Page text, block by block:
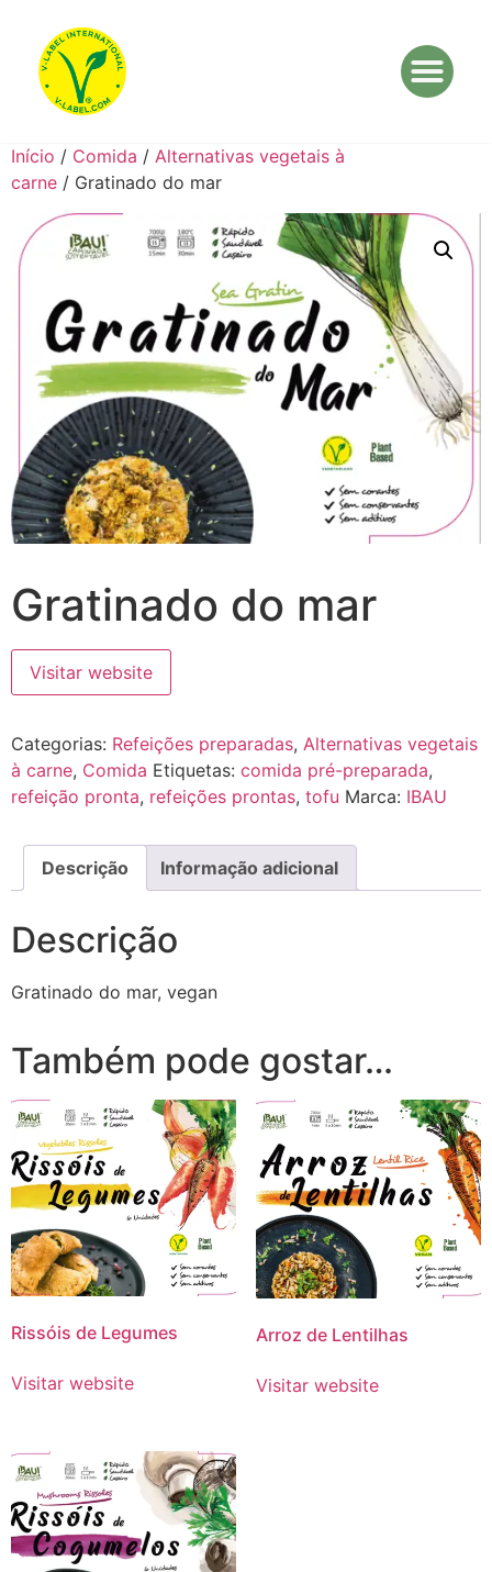
Início / Comida / Alternativas vegetais à
carne / Gratinado do mar
Gratinado do mar
Visitar website
Categorias: Refeições preparadas, Alternativas vegetais
à carne, Comida Etiquetas: comida pré-preparada,
refeição pronta, refeições prontas, tofu Marca: IBAU
Descrição Informação adicional
Descrição
Gratinado do mar, vegan
Também pode gostar…
Rissóis de Legumes
Visitar website
Arroz de Lentilhas
Visitar website